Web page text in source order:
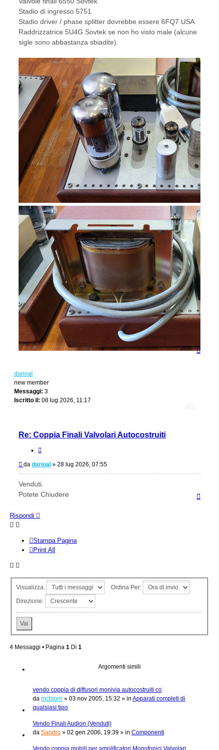
Stadio di ingresso 5751
Stadio driver / phase splitter dovrebbe essere 6FQ7 USA
Raddrizzatrice 5U4G Sovtek se non ho visto male (alcune
sigle sono abbastanza sbiadite).
Top
darioal
new member
Messaggi: 3
Iscritto il: 08 lug 2026, 11:17
Re: Coppia Finali Valvolari Autocostruiti
Messaggio
da darioal » 28 lug 2026, 07:55
Venduti.
Potete Chiudere
Rispondi
Stampa Pagina
Print All
Visualizza:
Ordina Per:
Direzione:
4 Messaggi • Pagina 1 Di 1
Argomenti simili
vendo coppia di diffusori monivia autocostruiti co
da mchiorri » 03 nov 2005, 15:32 » in Apparati completi di
qualsiasi tipo
Vendo Finali Audion (Venduti)
da Sandro » 02 gen 2006, 19:39 » in Componenti
Vendo coppia mobili per amplificatori Monofonici Valvolari